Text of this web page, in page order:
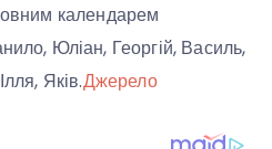
календарем
Юліан, Георгій, Василь,
Яків.Джерело